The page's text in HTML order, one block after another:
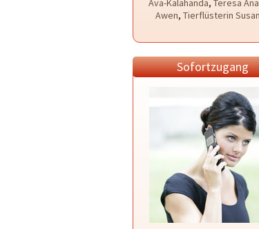
Ava-Kalahanda, Teresa
Awen, Tierflüsterin
Sofortzugang